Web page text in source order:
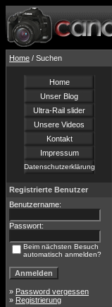
Home / Suchen
Home
Unser Blog
Ultra-Rail slider
Unsere Videos
Kontakt
Impressum
Datenschutzerklärung
Registrierte Benutzer
Benutzername:
Passwort:
Beim nächsten Besuch
automatisch anmelden?
» Password vergessen
» Registrierung